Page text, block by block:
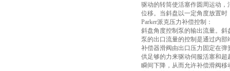
驱动的转筒使活塞作圆周运动
位移。当斜盘以一定角度放置
Parker派克压力补偿控制：
斜盘角度控制泵的输出流量。
泵的出口流量的控制是通过内
补偿器滑阀由出口压力固定在
供足够的力来驱动伺服活塞和
瞬间下降，从而允许补偿滑阀移